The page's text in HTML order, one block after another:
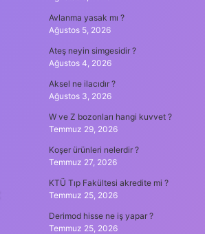
Avlanma yasak mı ?
Ağustos 5, 2026
Ateş neyin simgesidir ?
Ağustos 4, 2026
Aksel ne ilacıdır ?
Ağustos 3, 2026
W ve Z bozonları hangi kuvvet ?
Temmuz 29, 2026
Koşer ürünleri nelerdir ?
Temmuz 27, 2026
KTÜ Tıp Fakültesi akredite mi ?
Temmuz 25, 2026
Derimod hisse ne iş yapar ?
Temmuz 25, 2026